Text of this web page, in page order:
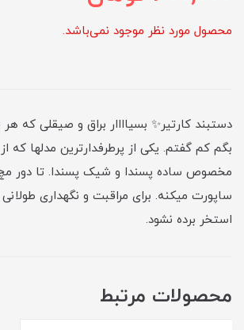
محصول مورد نظر موجود نمی‌باشد.
دستبند کارتیر✨ بسیاااار براق و صیقلی که
بگم کم گفتم. یکی از پرطرفدارترین مدلها که از
ساپورت میکنه. برای مراقبت و نگهداری
استخر برده نشود.
محصولات مرتبط